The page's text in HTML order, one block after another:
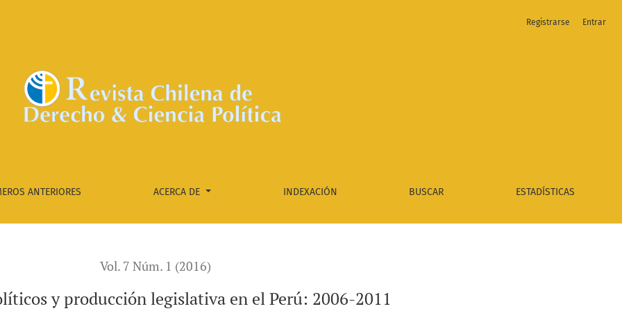
ANTERIORES ACERCA DE INDEXACIÓN BUSCAR ESTADÍSTICAS
Registrarse Entrar
Vol. 7 Núm. 1 (2016)
y producción legislativa en el Perú: 2006-2011